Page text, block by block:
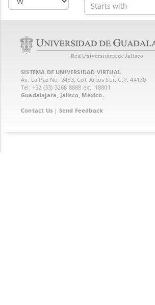
SISTEMA DE UNIVERSIDAD VIRTUAL
Av. La Paz No. 2453, Col. Arcos Sur. C.P. 44130
Tel: +52 (33) 3268 8888‏ ext. 18801
Guadalajara, Jalisco, México.
Contact Us | Send Feedback